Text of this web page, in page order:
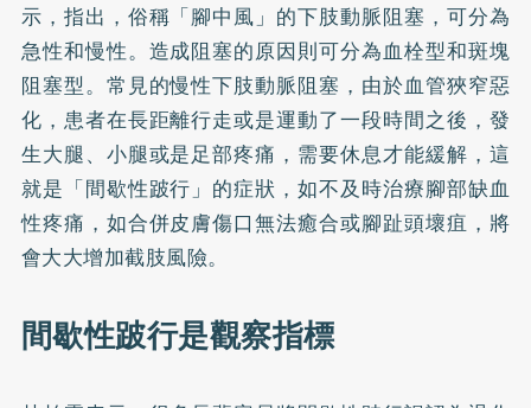
示，指出，俗稱「腳中風」的下肢動脈阻塞，可分為
急性和慢性。造成阻塞的原因則可分為血栓型和斑塊
阻塞型。常見的慢性下肢動脈阻塞，由於血管狹窄惡
化，患者在長距離行走或是運動了一段時間之後，發
生大腿、小腿或是足部疼痛，需要休息才能緩解，這
就是「間歇性跛行」的症狀，如不及時治療腳部缺血
性疼痛，如合併皮膚傷口無法癒合或腳趾頭壞疽，將
會大大增加截肢風險。
間歇性跛行是觀察指標